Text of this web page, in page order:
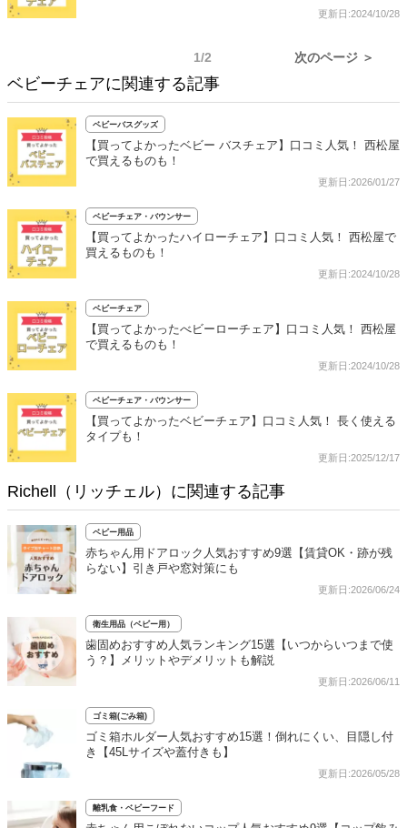
更新日:2024/10/28
1/2 次のページ ＞
ベビーチェアに関連する記事
ベビーバスグッズ
【買ってよかったベビー バスチェア】口コミ人気！ 西松屋
で買えるものも！
更新日:2026/01/27
ベビーチェア・バウンサー
【買ってよかったハイローチェア】口コミ人気！ 西松屋で
買えるものも！
更新日:2024/10/28
ベビーチェア
【買ってよかったべビーローチェア】口コミ人気！ 西松屋
で買えるものも！
更新日:2024/10/28
ベビーチェア・バウンサー
【買ってよかったベビーチェア】口コミ人気！ 長く使える
タイプも！
更新日:2025/12/17
Richell（リッチェル）に関連する記事
ベビー用品
赤ちゃん用ドアロック人気おすすめ9選【賃貸OK・跡が残
らない】引き戸や窓対策にも
更新日:2026/06/24
衛生用品（ベビー用）
歯固めおすすめ人気ランキング15選【いつからいつまで使
う？】メリットやデメリットも解説
更新日:2026/06/11
ゴミ箱(ごみ箱)
ゴミ箱ホルダー人気おすすめ15選！倒れにくい、目隠し付
き【45Lサイズや蓋付きも】
更新日:2026/05/28
離乳食・ベビーフード